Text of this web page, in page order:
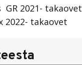
GR 2021- takaovet
2022- takaovet